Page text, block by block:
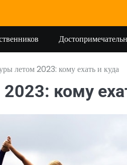
летом 2023: кому ехать и куда
кому